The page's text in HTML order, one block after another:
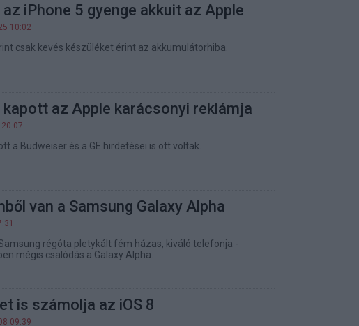
iPhone 5 gyenge akkuit az Apple
10:02
csak kevés készüléket érint az akkumulátorhiba.
az Apple karácsonyi reklámja
a Budweiser és a GE hirdetései is ott voltak.
van a Samsung Galaxy Alpha
régóta pletykált fém házas, kiváló telefonja -
mégis csalódás a Galaxy Alpha.
is számolja az iOS 8
09:39